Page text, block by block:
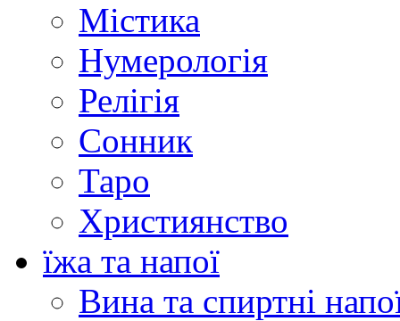
Містика
Нумерологія
Релігія
Сонник
Таро
Християнство
їжа та напої
Вина та спиртні